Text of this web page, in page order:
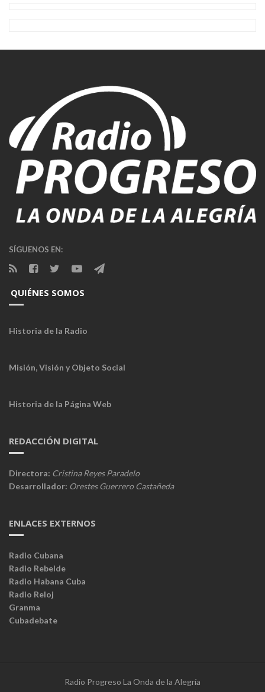
SÍGUENOS EN:
QUIÉNES SOMOS
Historia de la Radio
Misión, Visión y Objeto Social
Historia de la Página Web
REDACCIÓN DIGITAL
Directora: Cristina Reyes Paradelo
Desarrollador: Orestes Guerrero Castañeda
ENLACES EXTERNOS
Radio Cubana
Radio Rebelde
Radio Habana Cuba
Radio Reloj
Granma
Cubadebate
Radio Progreso La Onda de la Alegría